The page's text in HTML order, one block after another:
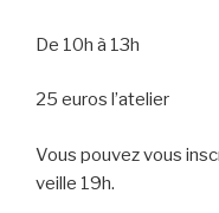
De 10h à 13h
25 euros l’atelier
Vous pouvez vous
veille 19h.